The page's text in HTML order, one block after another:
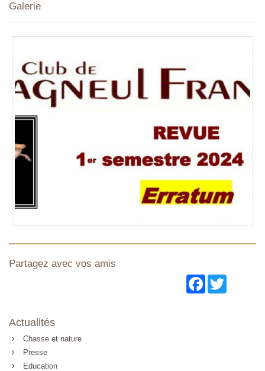
Galerie
Partagez avec vos amis
Facebook
Actualités
Chasse et nature
Presse
Education